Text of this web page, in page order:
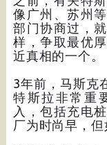
像广州、苏州
部门协商过，
样，争取最优
近真相的一个。
3年前，马斯克
特斯拉非常重
入，包括充电
厂为时尚早，但